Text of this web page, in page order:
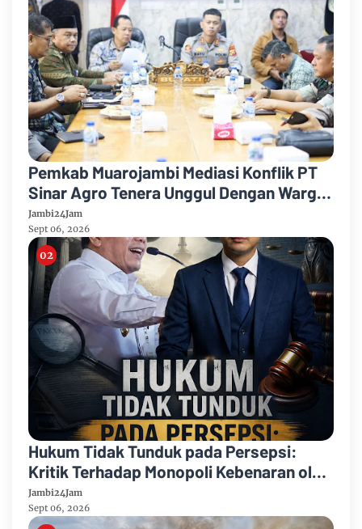
Pemkab Muarojambi Mediasi Konflik PT
Sinar Agro Tenera Unggul Dengan Warga
Sipin Teluk Duren
Jambi24Jam
Sept 06, 2026
Hukum Tidak Tunduk pada Persepsi:
Kritik Terhadap Monopoli Kebenaran oleh
Media dan Aktivis
Jambi24Jam
Sept 06, 2026